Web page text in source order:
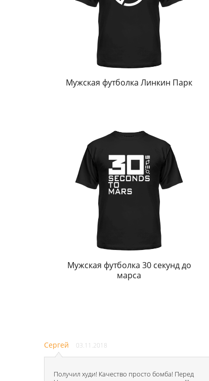
Мужская футболка Линкин Парк
Мужская футболка 30 секунд до
марса
Сергей 03.11.2018
Получил худи! Качество просто бомба! Перед